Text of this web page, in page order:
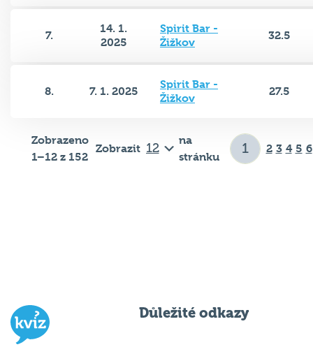
7.
14. 1.
2025
Spirit Bar -
Žižkov
32.5
8. 7. 1. 2025
Spirit Bar -
Žižkov
27.5
Zobrazeno
1–12 z 152
Zobrazit
na
stránku
2 3 4 5 6
Důležité odkazy